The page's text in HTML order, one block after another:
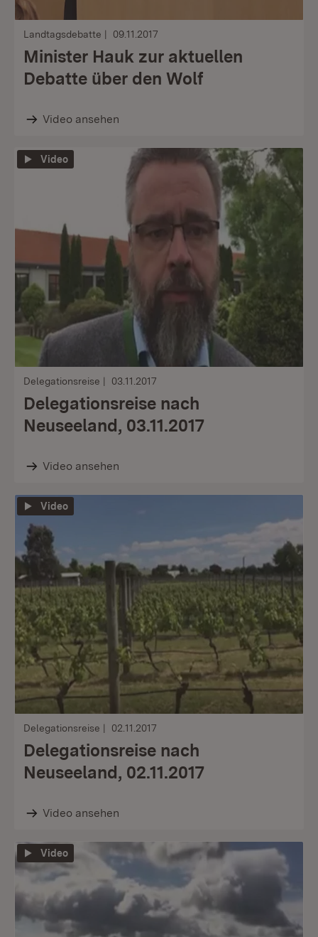
Landtagsdebatte 09.11.2017
Minister Hauk zur aktuellen
Debatte über den Wolf
Video ansehen
Video
Delegationsreise 03.11.2017
Delegationsreise nach
Neuseeland, 03.11.2017
Video ansehen
Video
Delegationsreise 02.11.2017
Delegationsreise nach
Neuseeland, 02.11.2017
Video ansehen
Video